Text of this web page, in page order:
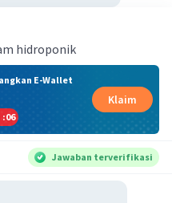
hidroponik
E-Wallet
:05
Klaim
Jawaban terverifikasi